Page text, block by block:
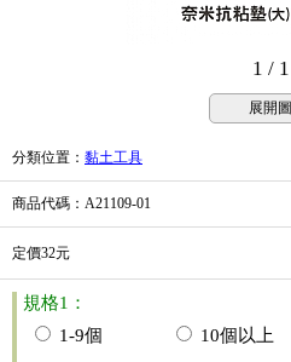
1 / 1
展開圖
分類位置 ： 黏土工具
商品代碼 ：A21109-01
定價32元
規格1：
1-9個
10個以上